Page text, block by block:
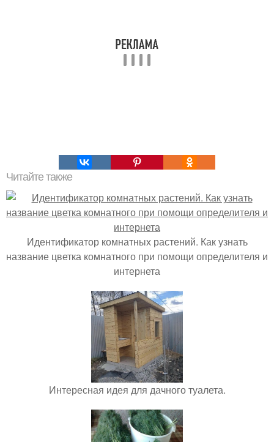
Читайте также
Идентификатор комнатных растений. Как узнать
название цветка комнатного при помощи определителя и
интернета
Интересная идея для дачного туалета.